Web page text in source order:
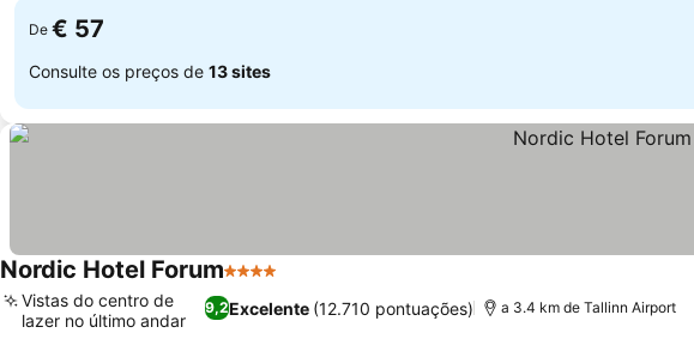
De € 57
Consulte os preços de 13 sites
Nordic Hotel Forum4 Estrelas
9,2Excelente (12.710 pontuações)
Vistas do centro de
lazer no último andar
a 3.4 km de Tallinn Airport